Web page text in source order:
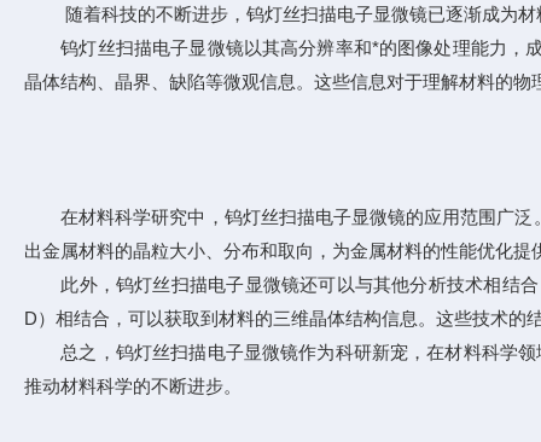
随着科技的不断进步，钨灯丝扫描电子显微镜已逐渐成为材
钨灯丝扫描电子显微镜以其高分辨率和*的图像处理能力，成
晶体结构、晶界、缺陷等微观信息。这些信息对于理解材料的
在材料科学研究中，钨灯丝扫描电子显微镜的应用范围广泛
出金属材料的晶粒大小、分布和取向，为金属材料的性能优化
此外，钨灯丝扫描电子显微镜还可以与其他分析技术相结合
D）相结合，可以获取到材料的三维晶体结构信息。这些技术
总之，钨灯丝扫描电子显微镜作为科研新宠，在材料科学领
推动材料科学的不断进步。